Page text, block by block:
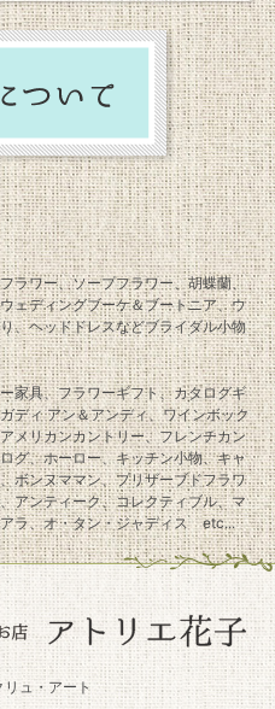
ラワー、ソープフラワー、胡蝶蘭、
ェディングブーケ＆ブートニア、ウ
、ヘッドドレスなどブライダル小物
家具、フラワーギフト、カタログギ
ディ アン＆アンディ、ワインボック
メリカンカントリー、フレンチカン
グ、ホーロー、キッチン小物、キャ
ボンヌママン、プリザーブドフラワ
アンティーク、コレクティブル、マ
ラ、オ・タン・ジャディス etc...
ュ・アート